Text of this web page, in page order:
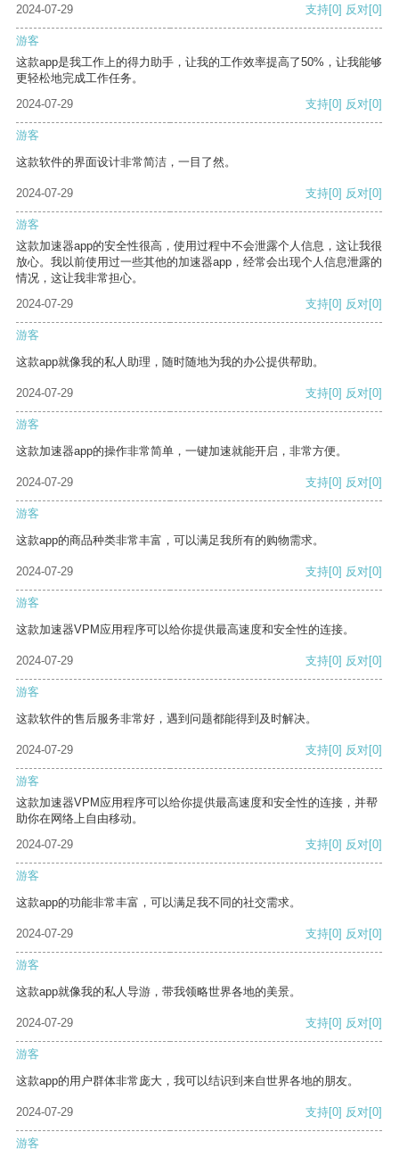
2024-07-29 支持[0] 反对[0]
游客
这款app是我工作上的得力助手，让我的工作效率提高了50%，让我能够
更轻松地完成工作任务。
2024-07-29
支持[0] 反对[0]
游客
这款软件的界面设计非常简洁，一目了然。
2024-07-29 支持[0] 反对[0]
游客
这款加速器app的安全性很高，使用过程中不会泄露个人信息，这让我很
放心。我以前使用过一些其他的加速器app，经常会出现个人信息泄露的
情况，这让我非常担心。
2024-07-29
支持[0] 反对[0]
游客
这款app就像我的私人助理，随时随地为我的办公提供帮助。
2024-07-29 支持[0] 反对[0]
游客
这款加速器app的操作非常简单，一键加速就能开启，非常方便。
2024-07-29 支持[0] 反对[0]
游客
这款app的商品种类非常丰富，可以满足我所有的购物需求。
2024-07-29 支持[0] 反对[0]
游客
这款加速器VPM应用程序可以给你提供最高速度和安全性的连接。
2024-07-29 支持[0] 反对[0]
游客
这款软件的售后服务非常好，遇到问题都能得到及时解决。
2024-07-29 支持[0] 反对[0]
游客
这款加速器VPM应用程序可以给你提供最高速度和安全性的连接，并帮
助你在网络上自由移动。
2024-07-29
支持[0] 反对[0]
游客
这款app的功能非常丰富，可以满足我不同的社交需求。
2024-07-29 支持[0] 反对[0]
游客
这款app就像我的私人导游，带我领略世界各地的美景。
2024-07-29 支持[0] 反对[0]
游客
这款app的用户群体非常庞大，我可以结识到来自世界各地的朋友。
2024-07-29 支持[0] 反对[0]
游客